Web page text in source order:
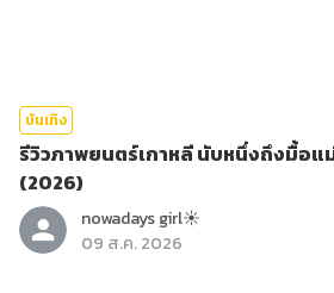
บันเทิง
รีวิวภาพยนตร์เกาหลี นับหนึ่งถึงมื้อแ
(2026)
nowadays girl☀︎︎
09 ส.ค. 2026